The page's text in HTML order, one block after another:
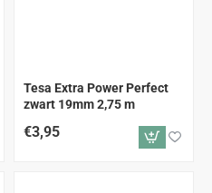
Tesa Extra Power Perfect
zwart 19mm 2,75 m
€3,95